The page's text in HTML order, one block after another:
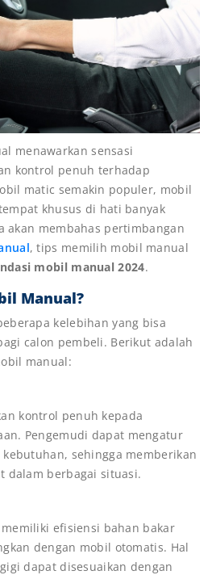
kontrol penuh terhadap
matic semakin populer, mobil
khusus di hati banyak
akan membahas pertimbangan
, tips memilih mobil manual
mobil manual 2024.
Manual?
kelebihan yang bisa
calon pembeli. Berikut adalah
manual:
kontrol penuh kepada
Pengemudi dapat mengatur
sehingga memberikan
dalam berbagai situasi.
efisiensi bahan bakar
dengan mobil otomatis. Hal
dapat disesuaikan dengan